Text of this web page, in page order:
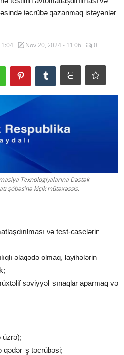
təcrübə qazanmaq istəyənlər
Nov 20, 2024 - 11:06 0
Texnologiyalarına Dəstək
şöbəsinə kiçik mütəxəssis.
və test-caselərin
əlaqədə olmaq, layihələrin
səviyyəli sınaqlar aparmaq və
üzrə);
qədər iş təcrübəsi;